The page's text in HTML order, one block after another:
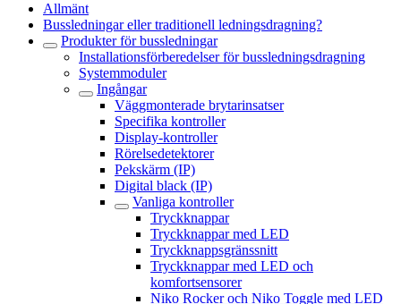
Allmänt
Bussledningar eller traditionell ledningsdragning?
Produkter för bussledningar
Installationsförberedelser för bussledningsdragning
Systemmoduler
Ingångar
Väggmonterade brytarinsatser
Specifika kontroller
Display-kontroller
Rörelsedetektorer
Pekskärm (IP)
Digital black (IP)
Vanliga kontroller
Tryckknappar
Tryckknappar med LED
Tryckknappsgränssnitt
Tryckknappar med LED och
komfortsensorer
Niko Rocker och Niko Toggle med LED